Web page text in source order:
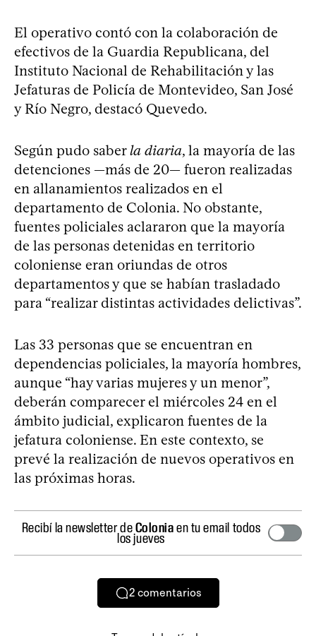
El operativo contó con la colaboración de
efectivos de la Guardia Republicana, del
Instituto Nacional de Rehabilitación y las
Jefaturas de Policía de Montevideo, San José
y Río Negro, destacó Quevedo.
Según pudo saberla diaria, la mayoría de las
detenciones —más de 20— fueron realizadas
en allanamientos realizados en el
departamento de Colonia. No obstante,
fuentes policiales aclararon que la mayoría
de las personas detenidas en territorio
coloniense eran oriundas de otros
departamentos y que se habían trasladado
para “realizar distintas actividades delictivas”.
Las 33 personas que se encuentran en
dependencias policiales, la mayoría hombres,
aunque “hay varias mujeres y un menor”,
deberán comparecer el miércoles 24 en el
ámbito judicial, explicaron fuentes de la
jefatura coloniense. En este contexto, se
prevé la realización de nuevos operativos en
las próximas horas.
Recibí la newsletter deColoniaen tu email todos
los jueves
2 comentarios